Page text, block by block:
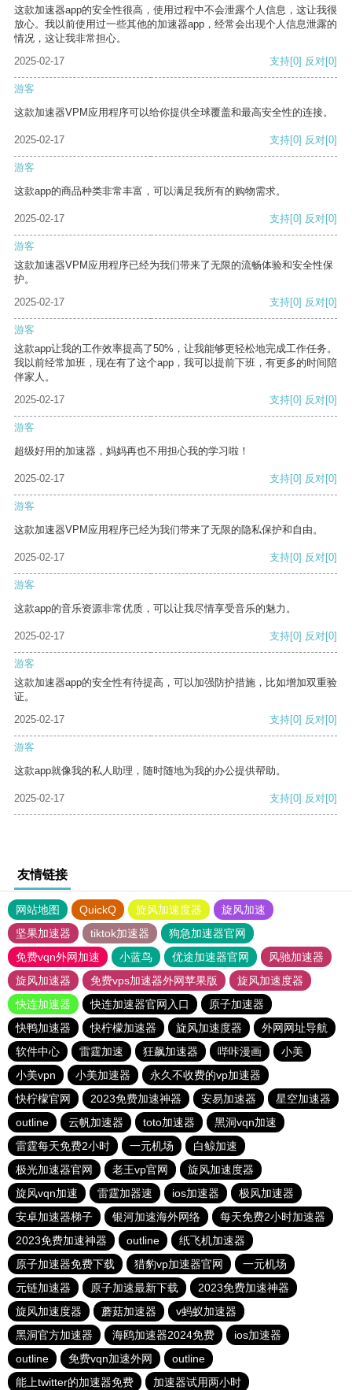
这款加速器app的安全性很高，使用过程中不会泄露个人信息，这让我很
放心。我以前使用过一些其他的加速器app，经常会出现个人信息泄露的
情况，这让我非常担心。
2025-02-17
支持[0] 反对[0]
游客
这款加速器VPM应用程序可以给你提供全球覆盖和最高安全性的连接。
2025-02-17 支持[0] 反对[0]
游客
这款app的商品种类非常丰富，可以满足我所有的购物需求。
2025-02-17 支持[0] 反对[0]
游客
这款加速器VPM应用程序已经为我们带来了无限的流畅体验和安全性保
护。
2025-02-17
支持[0] 反对[0]
游客
这款app让我的工作效率提高了50%，让我能够更轻松地完成工作任务。
我以前经常加班，现在有了这个app，我可以提前下班，有更多的时间陪
伴家人。
2025-02-17
支持[0] 反对[0]
游客
超级好用的加速器，妈妈再也不用担心我的学习啦！
2025-02-17 支持[0] 反对[0]
游客
这款加速器VPM应用程序已经为我们带来了无限的隐私保护和自由。
2025-02-17 支持[0] 反对[0]
游客
这款app的音乐资源非常优质，可以让我尽情享受音乐的魅力。
2025-02-17 支持[0] 反对[0]
游客
这款加速器app的安全性有待提高，可以加强防护措施，比如增加双重验
证。
2025-02-17
支持[0] 反对[0]
游客
这款app就像我的私人助理，随时随地为我的办公提供帮助。
2025-02-17 支持[0] 反对[0]
友情链接
网站地图 QuickQ 旋风加速度器
旋风加速
坚果加速器
tiktok加速器
狗急加速器官网
免费vqn外网加速
小蓝鸟 优途加速器官网
风驰加速器
旋风加速器
免费vps加速器外网苹果版
旋风加速度器
快连加速器
快连加速器官网入口
原子加速器
快鸭加速器
快柠檬加速器 旋风加速度器
外网网址导航
软件中心
雷霆加速 狂飙加速器 哔咔漫画
小美
小美vpn
小美加速器
永久不收费的vp加速器
快柠檬官网
2023免费加速神器 安易加速器
星空加速器
outline
云帆加速器 toto加速器
黑洞vqn加速
雷霆每天免费2小时
一元机场
白鲸加速
极光加速器官网
老王vp官网
旋风加速度器
旋风vqn加速
雷霆加器速 ios加速器
极风加速器
安卓加速器梯子
银河加速海外网络
每天免费2小时加速器
2023免费加速神器
outline
纸飞机加速器
原子加速器免费下载
猎豹vp加速器官网
一元机场
元链加速器
原子加速最新下载
2023免费加速神器
旋风加速度器
蘑菇加速器
v蚂蚁加速器
黑洞官方加速器
海鸥加速器2024免费
ios加速器
outline
免费vqn加速外网
outline
能上twitter的加速器免费
加速器试用两小时